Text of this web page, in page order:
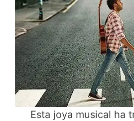
Esta joya musical ha